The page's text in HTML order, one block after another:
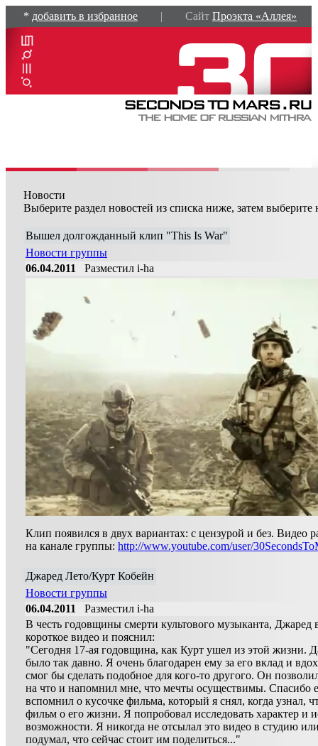
* добавить в избранное | Сайт Проэкта «Аллея»
Новости
Выберите раздел новостей из списка ниже, затем выберите
Вышел долгожданный клип "This Is War"
Новости группы
06.04.2011
Разместил i-ha
Клип появился в двух вариантах: с цензурой и без. Видео
на канале группы: http://www.youtube.com/user/
Джаред Лето/Курт Кобейн
Новости группы
06.04.2011
Разместил i-ha
В честь годовщины смерти культового музыканта, Джаред
короткое видео и пояснил:
"Сегодня 17-ая годовщина, как Курт ушел из этой жизни.
было так давно. Я очень благодарен ему за его вклад и
смог бы сделать подобное для кого-то другого. Он
на что и напомнил мне, что мечты осуществимы. Спасибо
вспомнил о кусочке фильма, который я снял, когда узнал,
фильм о его жизни. Я попробовал исследовать характер и
возможности. Я никогда не отсылал это видео в студию
подумал, что сейчас стоит им поделиться..."